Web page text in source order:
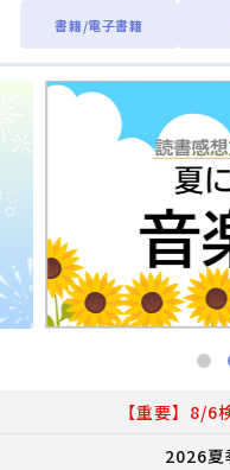
書籍/電子書籍
【重要】8/6
2026夏